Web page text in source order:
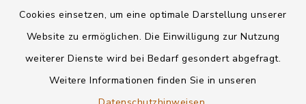
Cookies einsetzen, um eine optimale Darstellung unserer
Website zu ermöglichen. Die Einwilligung zur Nutzung
weiterer Dienste wird bei Bedarf gesondert abgefragt.
Weitere Informationen finden Sie in unseren
Kontakt
Informationspflichten